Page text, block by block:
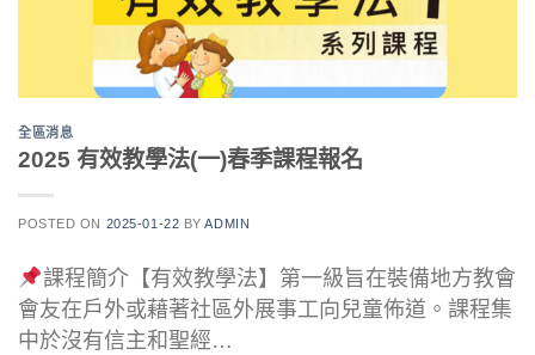
全區消息
2025 有效教學法(一)春季課程報名
POSTED ON 2025-01-22 BYADMIN
課程簡介【有效教學法】第一級旨在裝備地方教會
會友在戶外或藉著社區外展事工向兒童佈道。課程集
中於沒有信主和聖經…